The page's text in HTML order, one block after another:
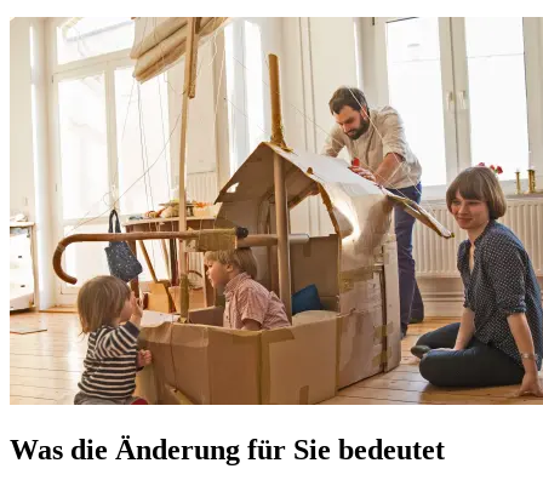
Was die Änderung für Sie bedeutet